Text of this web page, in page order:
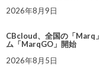
2026年8月9日
CBcloud、全国の「Marq
ム「MarqGO」開始
2026年8月5日